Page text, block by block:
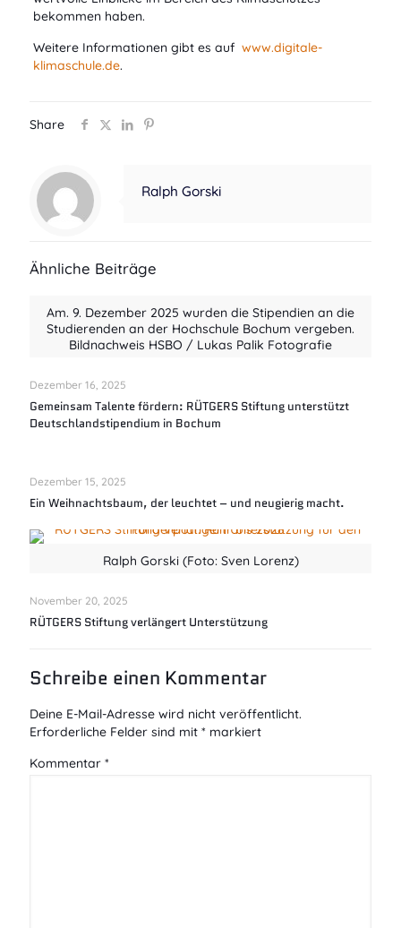
bekommen haben.
Weitere Informationen gibt es auf www.digitale-
klimaschule.de.
Share
Ralph Gorski
Ähnliche Beiträge
Am. 9. Dezember 2025 wurden die Stipendien an die
Studierenden an der Hochschule Bochum vergeben.
Bildnachweis HSBO / Lukas Palik Fotografie
Dezember 16, 2025
Gemeinsam Talente fördern: RÜTGERS Stiftung unterstützt
Deutschlandstipendium in Bochum
Dezember 15, 2025
Ein Weihnachtsbaum, der leuchtet – und neugierig macht.
Ralph Gorski (Foto: Sven Lorenz)
November 20, 2025
RÜTGERS Stiftung verlängert Unterstützung
Schreibe einen Kommentar
Deine E-Mail-Adresse wird nicht veröffentlicht.
Erforderliche Felder sind mit * markiert
Kommentar *